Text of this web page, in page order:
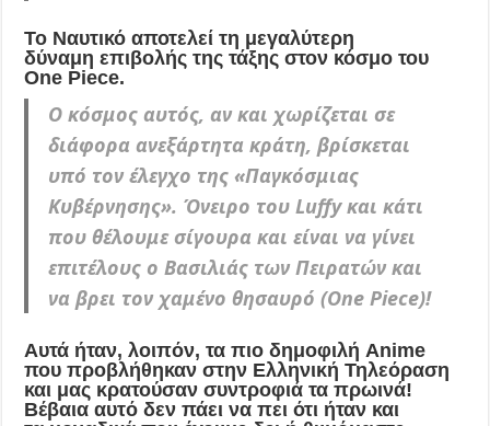
Το Ναυτικό αποτελεί τη μεγαλύτερη
δύναμη επιβολής της τάξης στον κόσμο του
One Piece.
Ο κόσμος αυτός, αν και χωρίζεται σε
διάφορα ανεξάρτητα κράτη, βρίσκεται
υπό τον έλεγχο της «Παγκόσμιας
Κυβέρνησης». Όνειρο του Luffy και κάτι
που θέλουμε σίγουρα και είναι να γίνει
επιτέλους ο Βασιλιάς των Πειρατών και
να βρει τον χαμένο θησαυρό (One Piece)!
Αυτά ήταν, λοιπόν, τα πιο δημοφιλή Anime
που προβλήθηκαν στην Ελληνική Τηλεόραση
και μας κρατούσαν συντροφιά τα πρωινά!
Βέβαια αυτό δεν πάει να πει ότι ήταν και